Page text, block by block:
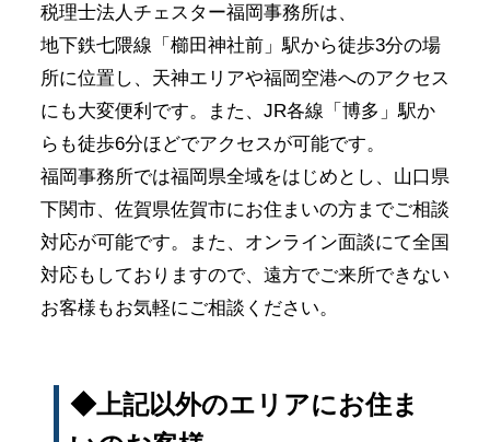
税理士法人チェスター福岡事務所は、
地下鉄七隈線「櫛田神社前」駅から徒歩3分の場
所に位置し、天神エリアや福岡空港へのアクセス
にも大変便利です。また、JR各線「博多」駅か
らも徒歩6分ほどでアクセスが可能です。
福岡事務所では福岡県全域をはじめとし、山口県
下関市、佐賀県佐賀市にお住まいの方までご相談
対応が可能です。また、オンライン面談にて全国
対応もしておりますので、遠方でご来所できない
お客様もお気軽にご相談ください。
◆上記以外のエリアにお住ま